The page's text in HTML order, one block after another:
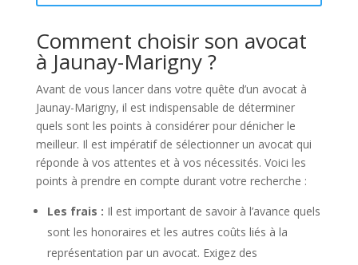
Comment choisir son avocat
à Jaunay-Marigny ?
Avant de vous lancer dans votre quête d’un avocat à
Jaunay-Marigny, il est indispensable de déterminer
quels sont les points à considérer pour dénicher le
meilleur. Il est impératif de sélectionner un avocat qui
réponde à vos attentes et à vos nécessités. Voici les
points à prendre en compte durant votre recherche :
Les frais : Il est important de savoir à l’avance quels
sont les honoraires et les autres coûts liés à la
représentation par un avocat. Exigez des